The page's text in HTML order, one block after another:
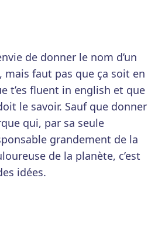
de donner le nom d’un
faut pas que ça soit en
t’es fluent in english et que
le savoir. Sauf que donner
qui, par sa seule
grandement de la
de la planète, c’est
idées.